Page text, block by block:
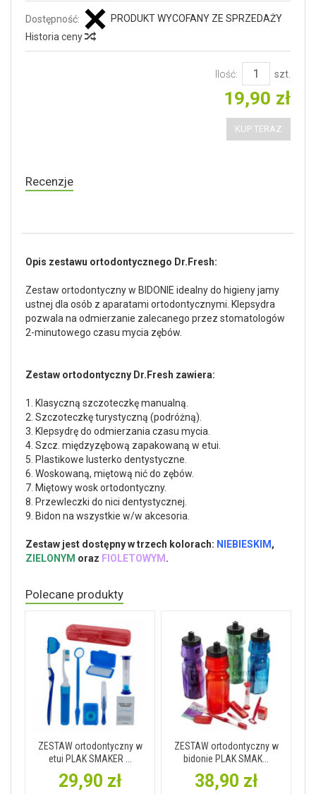
Dostępność:
PRODUKT WYCOFANY ZE SPRZEDAŻY
Historia ceny
Ilość: szt.
19,90 zł
KUP TERAZ
Recenzje
Opis zestawu ortodontycznego Dr.Fresh:
Zestaw ortodontyczny w BIDONIE idealny do higieny jamy
ustnej dla osób z aparatami ortodontycznymi. Klepsydra
pozwala na odmierzanie zalecanego przez stomatologów
2-minutowego czasu mycia zębów.
Zestaw ortodontyczny Dr.Fresh zawiera:
1. Klasyczną szczoteczkę manualną.
2. Szczoteczkę turystyczną (podróżną).
3. Klepsydrę do odmierzania czasu mycia.
4. Szcz. międzyzębową zapakowaną w etui.
5. Plastikowe lusterko dentystyczne.
6. Woskowaną, miętową nić do zębów.
7. Miętowy wosk ortodontyczny.
8. Przewleczki do nici dentystycznej.
9. Bidon na wszystkie w/w akcesoria.
Zestaw jest dostępny w trzech kolorach: NIEBIESKIM ,
ZIELONYM oraz FIOLETOWYM .
Polecane produkty
ZESTAW ortodontyczny w
etui PLAK SMAKER ...
29,90 zł
ZESTAW ortodontyczny w
bidonie PLAK SMAK...
38,90 zł